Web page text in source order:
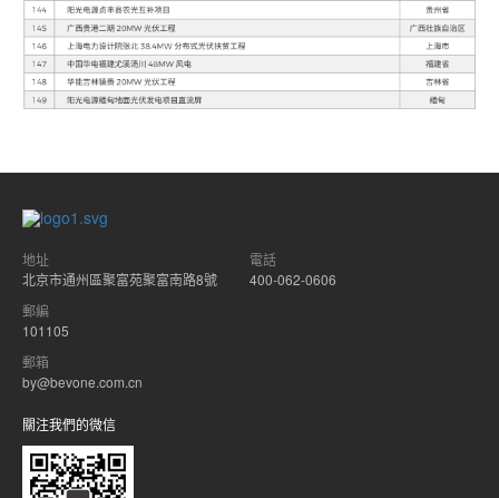
地址
北京市通州區聚富苑聚富南路8號
郵編
101105
郵箱
by@bevone.com.cn
電話
400-062-0606
關注我們的微信